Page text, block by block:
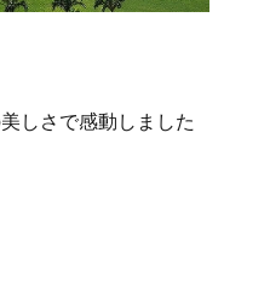
しさで感動しました